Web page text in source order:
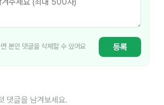
본인 댓글을 삭제할 수 있어요 등록
댓글을 남겨보세요.